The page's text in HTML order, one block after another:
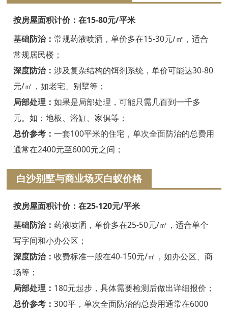
平湖白蚁防治
海宁白蚁防治
嘉善白蚁防治
海盐白蚁防治
湖州白蚁防治
长兴白蚁防治
安吉白蚁防治
绍兴白蚁防治
诸暨白蚁防治
嵊州白蚁防治
新昌白蚁防治
按房屋面积计价：在15-80元/平米
基础防治： 常规药液喷洒，单价多在15-30元/㎡，适合
常规居民楼；
深度防治： 涉及复杂结构的饵剂系统，单价可能达30-80
元/㎡，如老宅、别墅等；
局部处理： 如果是局部处理，可能只需几百到一千多
元。如：地板、浴缸、家俱等；
总价参考： 一套100平米的住宅，单次全面防治的总费用
通常在2400元至6000元之间；
白沙别墅与商业场灭白蚁价格
按房屋面积计价：在25-120元/平米
基础防治： 药液喷洒，单价多在25-50元/㎡，适合单个
写字间和小办公区；
深度防治： 收费标准一般在40-150元/㎡，如办公区、商
场等；
局部处理： 180元起步，具体需要检测后做出详细报价；
总价参考： 300平，单次全面防治的总费用通常在6000